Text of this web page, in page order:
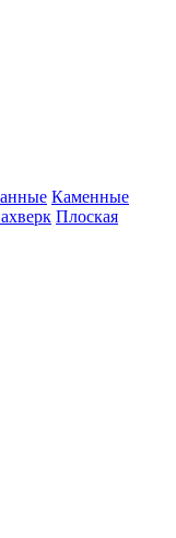
Каменные
Плоская